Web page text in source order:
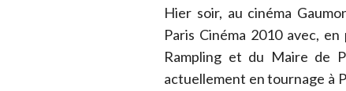
Hier soir, au cinéma
Paris Cinéma 2010 avec,
Rampling et du Maire de
actuellement en tournage à